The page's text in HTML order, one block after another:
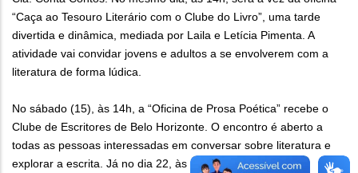
“Caça ao Tesouro Literário com o Clube do Livro”, uma tarde
divertida e dinâmica, mediada por Laila e Letícia Pimenta. A
atividade vai convidar jovens e adultos a se envolverem com a
literatura de forma lúdica.
No sábado (15), às 14h, a “Oficina de Prosa Poética” recebe o
Clube de Escritores de Belo Horizonte. O encontro é aberto a
todas as pessoas interessadas em conversar sobre literatura e
explorar a escrita. Já no dia 22, às 10h e 11h a BPIJ-BH